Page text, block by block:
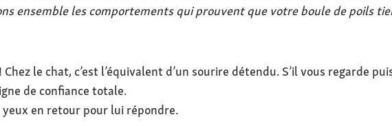
ensemble les comportements qui prouvent que votre boule de poils
Chez le chat, c’est l’équivalent d’un sourire détendu. S’il vous regarde
de confiance totale.
en retour pour lui répondre.